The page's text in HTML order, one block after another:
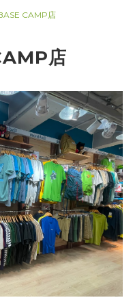
CAMP店
店